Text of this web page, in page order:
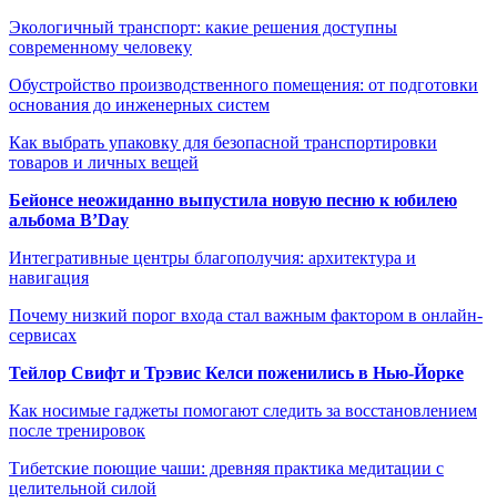
Экологичный транспорт: какие решения доступны
современному человеку
Обустройство производственного помещения: от подготовки
основания до инженерных систем
Как выбрать упаковку для безопасной транспортировки
товаров и личных вещей
Бейонсе неожиданно выпустила новую песню к юбилею
альбома B’Day
Интегративные центры благополучия: архитектура и
навигация
Почему низкий порог входа стал важным фактором в онлайн-
сервисах
Тейлор Свифт и Трэвис Келси поженились в Нью-Йорке
Как носимые гаджеты помогают следить за восстановлением
после тренировок
Тибетские поющие чаши: древняя практика медитации с
целительной силой